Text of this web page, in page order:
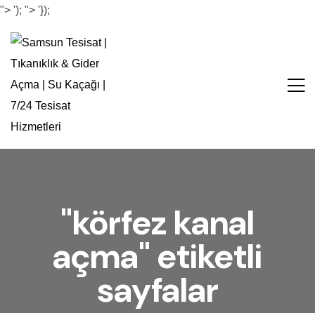
"> '); "> '});
"körfez kanal
açma" etiketli
sayfalar